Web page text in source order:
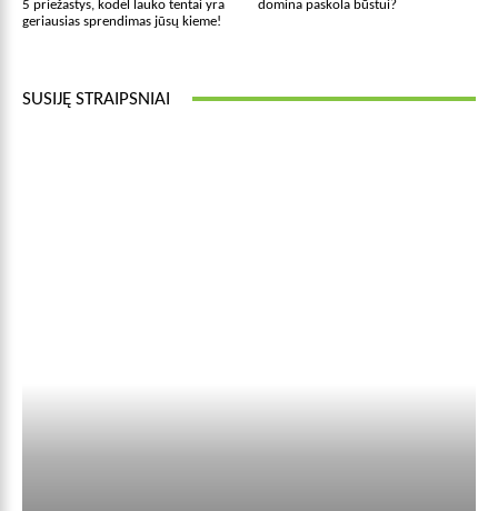
5 priežastys, kodėl lauko tentai yra
geriausias sprendimas jūsų kieme!
domina paskola būstui?
SUSIJĘ STRAIPSNIAI